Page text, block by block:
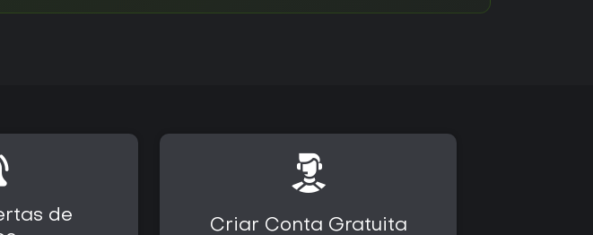
de
Criar Conta Gratuita